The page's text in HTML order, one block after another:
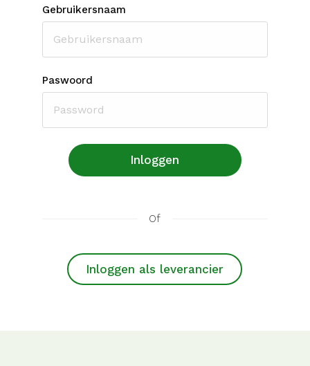
Gebruikersnaam
Paswoord
Inloggen
Of
Inloggen als leverancier